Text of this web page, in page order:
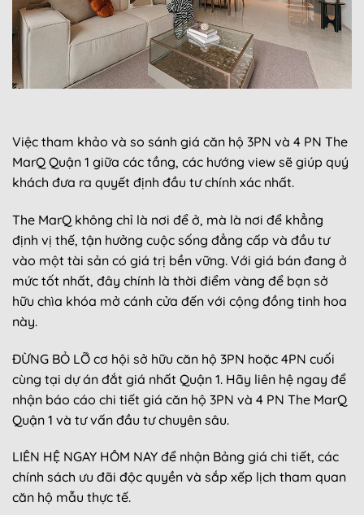
Việc tham khảo và so sánh giá căn hộ 3PN và 4 PN The
MarQ Quận 1 giữa các tầng, các hướng view sẽ giúp quý
khách đưa ra quyết định đầu tư chính xác nhất.
The MarQ không chỉ là nơi để ở, mà là nơi để khẳng
định vị thế, tận hưởng cuộc sống đẳng cấp và đầu tư
vào một tài sản có giá trị bền vững. Với giá bán đang ở
mức tốt nhất, đây chính là thời điểm vàng để bạn sở
hữu chìa khóa mở cánh cửa đến với cộng đồng tinh hoa
này.
ĐỪNG BỎ LỠ cơ hội sở hữu căn hộ 3PN hoặc 4PN cuối
cùng tại dự án đắt giá nhất Quận 1. Hãy liên hệ ngay để
nhận báo cáo chi tiết giá căn hộ 3PN và 4 PN The MarQ
Quận 1 và tư vấn đầu tư chuyên sâu.
LIÊN HỆ NGAY HÔM NAY để nhận Bảng giá chi tiết, các
chính sách ưu đãi độc quyền và sắp xếp lịch tham quan
căn hộ mẫu thực tế.